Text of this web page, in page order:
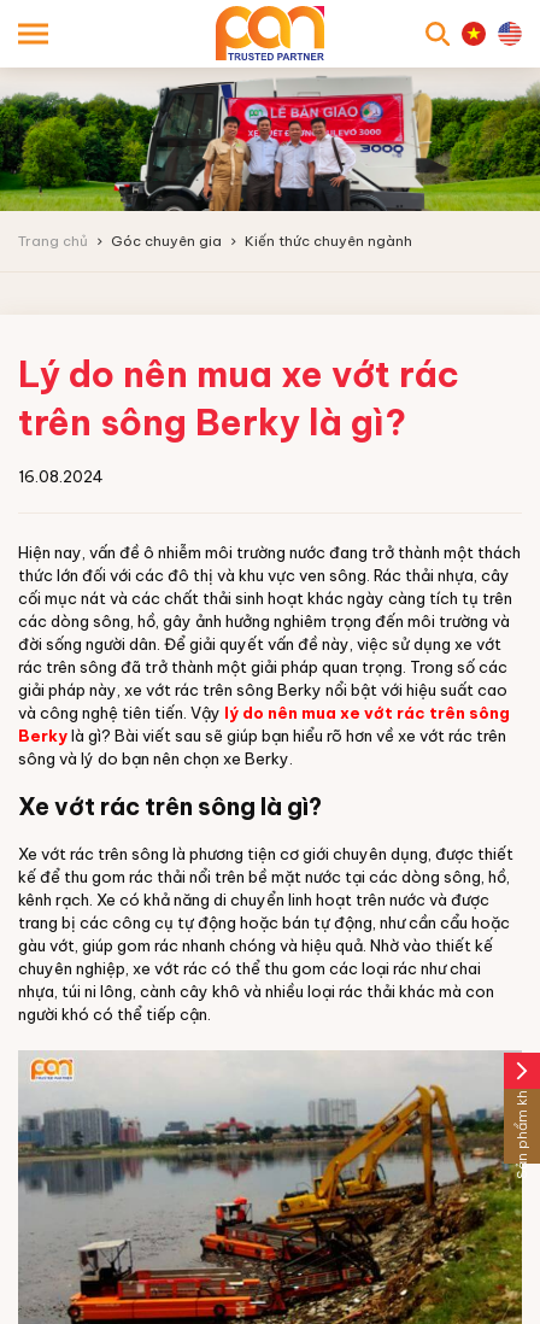
Trang chủ Góc chuyên gia Kiến thức chuyên ngành
Lý do nên mua xe vớt rác
trên sông Berky là gì?
16.08.2024
Hiện nay, vấn đề ô nhiễm môi trường nước đang trở thành một thách
thức lớn đối với các đô thị và khu vực ven sông. Rác thải nhựa, cây
cối mục nát và các chất thải sinh hoạt khác ngày càng tích tụ trên
các dòng sông, hồ, gây ảnh hưởng nghiêm trọng đến môi trường và
đời sống người dân. Để giải quyết vấn đề này, việc sử dụng xe vớt
rác trên sông đã trở thành một giải pháp quan trọng. Trong số các
giải pháp này, xe vớt rác trên sông Berky nổi bật với hiệu suất cao
và công nghệ tiên tiến. Vậy lý do nên mua xe vớt rác trên sông
Berkylà gì? Bài viết sau sẽ giúp bạn hiểu rõ hơn về xe vớt rác trên
sông và lý do bạn nên chọn xe Berky.
Xe vớt rác trên sông là gì?
Xe vớt rác trên sông là phương tiện cơ giới chuyên dụng, được thiết
kế để thu gom rác thải nổi trên bề mặt nước tại các dòng sông, hồ,
kênh rạch. Xe có khả năng di chuyển linh hoạt trên nước và được
trang bị các công cụ tự động hoặc bán tự động, như cần cẩu hoặc
gàu vớt, giúp gom rác nhanh chóng và hiệu quả. Nhờ vào thiết kế
chuyên nghiệp, xe vớt rác có thể thu gom các loại rác như chai
nhựa, túi ni lông, cành cây khô và nhiều loại rác thải khác mà con
người khó có thể tiếp cận.
arrow_forward_ios
Sản phẩm khác